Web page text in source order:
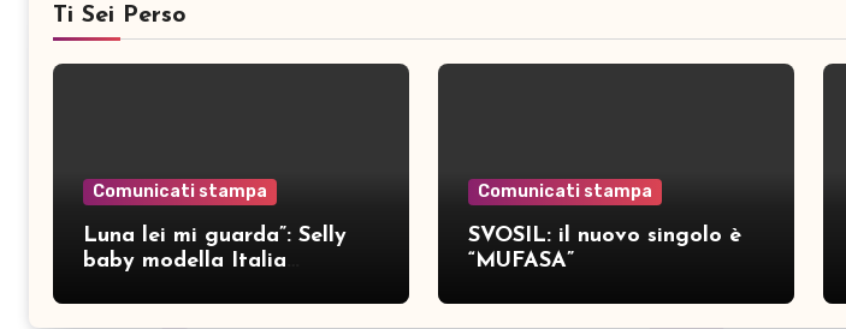
Ti Sei Perso
Comunicati stampa
Luna lei mi guarda”: Selly
baby modella Italia
Comunicati stampa
SVOSIL: il nuovo singolo è
“MUFASA”